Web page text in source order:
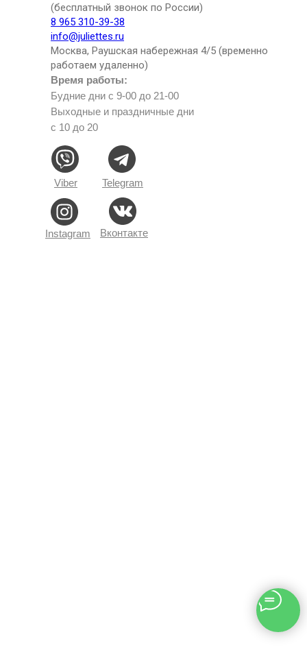
Время работы:
Будние дни с 9-00 до 21-00
Выходные и праздничные дни
с 10 до 20
Telegram
Viber
Instagram
(бесплатный звонок по России)
8 965 310-39-38
info@juliettes.ru
Москва, Раушская набережная 4/5 (временно
работаем удаленно)
Вконтакте